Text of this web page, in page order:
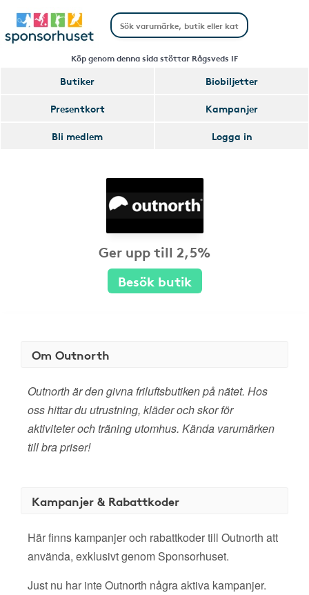
Köp genom denna sida stöttar Rågsveds IF
Butiker
Biobiljetter
Presentkort
Kampanjer
Bli medlem
Logga in
Ger upp till 2,5%
Besök butik
Om Outnorth
Outnorth är den givna friluftsbutiken på nätet. Hos
oss hittar du utrustning, kläder och skor för
aktiviteter och träning utomhus. Kända varumärken
till bra priser!
Kampanjer & Rabattkoder
Här finns kampanjer och rabattkoder till Outnorth att
använda, exklusivt genom Sponsorhuset.
Just nu har inte Outnorth några aktiva kampanjer.